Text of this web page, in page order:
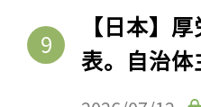
【日本】
表。自治